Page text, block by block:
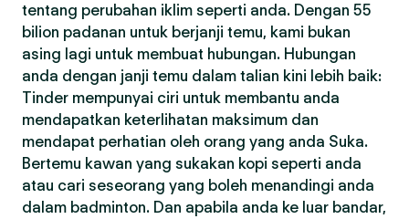
tentang perubahan iklim seperti anda. Dengan 55
bilion padanan untuk berjanji temu, kami bukan
asing lagi untuk membuat hubungan. Hubungan
anda dengan janji temu dalam talian kini lebih baik:
Tinder mempunyai ciri untuk membantu anda
mendapatkan keterlihatan maksimum dan
mendapat perhatian oleh orang yang anda Suka.
Bertemu kawan yang sukakan kopi seperti anda
atau cari seseorang yang boleh menandingi anda
dalam badminton. Dan apabila anda ke luar bandar,